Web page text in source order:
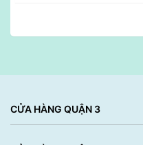
CỬA HÀNG QUẬN 3